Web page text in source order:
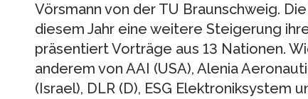
Vörsmann von der TU Braunschweig.
diesem Jahr eine weitere Steigerung
präsentiert Vorträge aus 13 Nationen.
anderem von AAI (USA), Alenia
(Israel), DLR (D), ESG Elektroniksystem